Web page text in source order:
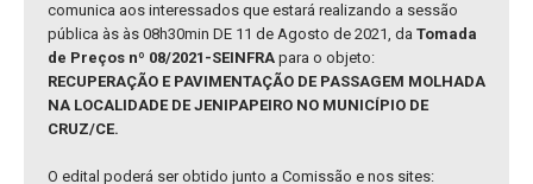
comunica aos interessados que estará realizando a sessão
pública às às 08h30min DE 11 de Agosto de 2021, da Tomada
de Preços nº 08/2021-SEINFRA para o objeto:
RECUPERAÇÃO E PAVIMENTAÇÃO DE PASSAGEM MOLHADA
NA LOCALIDADE DE JENIPAPEIRO NO MUNICÍPIO DE
CRUZ/CE.
O edital poderá ser obtido junto a Comissão e nos sites: